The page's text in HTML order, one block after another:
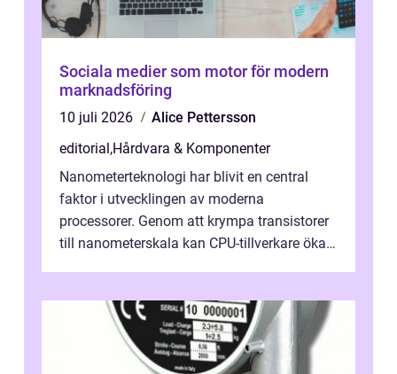
Sociala medier som motor för modern
marknadsföring
10 juli 2026
Alice Pettersson
editorial,Hårdvara & Komponenter
Nanometerteknologi har blivit en central
faktor i utvecklingen av moderna
processorer. Genom att krympa transistorer
till nanometerskala kan CPU-tillverkare öka